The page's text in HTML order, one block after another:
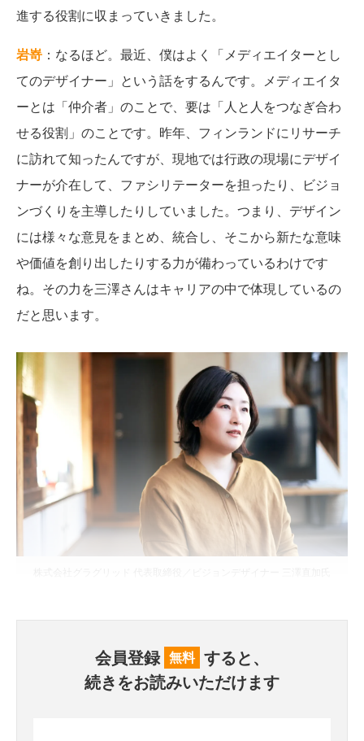
進する役割に収まっていきました。
岩嵜 ：なるほど。最近、僕はよく「メディエイターとし
てのデザイナー」という話をするんです。メディエイタ
ーとは「仲介者」のことで、要は「人と人をつなぎ合わ
せる役割」のことです。昨年、フィンランドにリサーチ
に訪れて知ったんですが、現地では行政の現場にデザイ
ナーが介在して、ファシリテーターを担ったり、ビジョ
ンづくりを主導したりしていました。つまり、デザイン
には様々な意見をまとめ、統合し、そこから新たな意味
や価値を創り出したりする力が備わっているわけです
ね。その力を三澤さんはキャリアの中で体現しているの
だと思います。
会員登録 無料 すると、
続きをお読みいただけます